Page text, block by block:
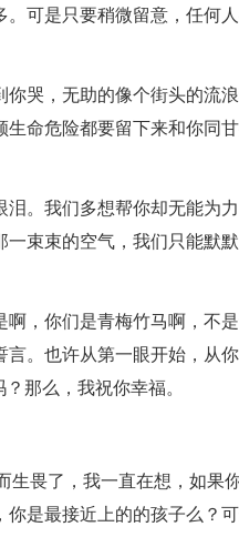
可是只要稍微留意，任何
哭，无助的像个街头的流
命危险都要留下来和你同甘
。我们多想帮你却无能为
束束的空气，我们只能默默
，你们是青梅竹马啊，不
言。也许从第一眼开始，从
那么，我祝你幸福。
生畏了，我一直在想，如果
是最接近上的的孩子么？